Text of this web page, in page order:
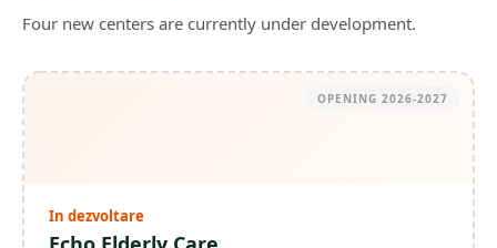
Four new centers are currently under development.
OPENING 2026-2027
In dezvoltare